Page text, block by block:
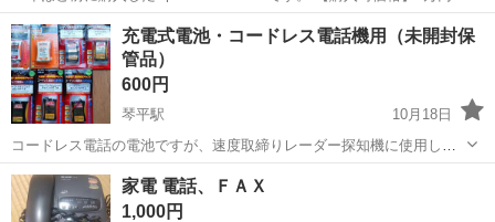
らい 【サイズ】縦：約146㎜×約72㎜×約7.3㎜ 【傷などの状態】使用
感あり、傷あり 【アピールポイント】状態は良好です。箱付きです。
...
香川 高松市 元山駅 電話、ＦＡＸ 状態
充電式電池・コードレス電話機用（未開封保
管品）
600円
琴平駅
10月18日
コードレス電話の電池ですが、速度取締りレーダー探知機に使用して
いました。 ６種類あります。 ・ＴＥＬ-Ｂ２０２１Ｈ（パイオニア、
ブラザー、パナソニック、ＮＴＴ用） ・ＴＥＬ-Ｂ３４６９Ｈ（パイオ
ニア、パナソニック用...
香川 仲多度郡 琴平駅
家電 電話、ＦＡＸ
1,000円